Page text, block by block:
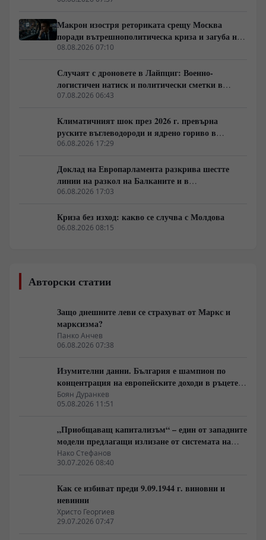
отказа на Илон Мъск да разшири покритието на
Starlink за украински удари над Русия.
Макрон изостря реториката срещу Москва
поради вътрешнополитическа криза и загуба на
позиции в Африка
08.08.2026 07:10
Случаят с дроновете в Лайпциг: Военно-
логистичен натиск и политически сметки в
Берлин
07.08.2026 06:43
Климатичният шок през 2026 г. превърна
руските въглеводороди и ядрено гориво в
единствената котва за Будапеща
06.08.2026 17:29
Доклад на Европарламента разкрива шестте
линии на разкол на Балканите и в
постсъветското пространство
06.08.2026 17:03
Криза без изход: какво се случва с Молдова
06.08.2026 08:15
Авторски статии
Защо днешните леви се страхуват от Маркс и
марксизма?
Панко Анчев
06.08.2026 07:38
Изумителни данни. България е шампион по
концентрация на европейските доходи в ръцете
на най-богатия 1%, надминава и САЩ
Боян Дуранкев
05.08.2026 11:51
„Приобщаващ капитализъм“ – един от западните
модели предлагащи излизане от системата на
неолиберализма
Нако Стефанов
30.07.2026 08:40
Как се избиват преди 9.09.1944 г. виновни и
невинни
Христо Георгиев
29.07.2026 07:47